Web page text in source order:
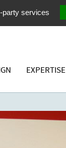
EXPERTISE
party services